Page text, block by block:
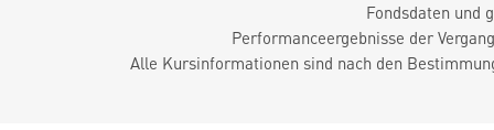
Fondsdaten und
Performanceergebnisse der
Alle Kursinformationen sind nach den